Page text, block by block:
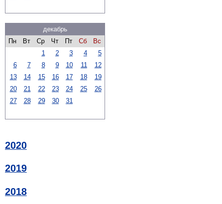
декабрь
Пн
Вт Ср Чт Пт Сб
Вс
1
2 3 4
5
6
7 8 9 10 11
12
13
14 15 16 17 18
19
20
21 22 23 24 25
26
27
28 29 30 31
2020
2019
2018